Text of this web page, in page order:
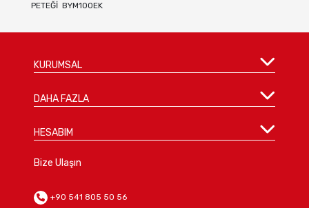
PETEĞİ BYM100EK
KURUMSAL
DAHA FAZLA
HESABIM
Bize Ulaşın
+90 541 805 50 56